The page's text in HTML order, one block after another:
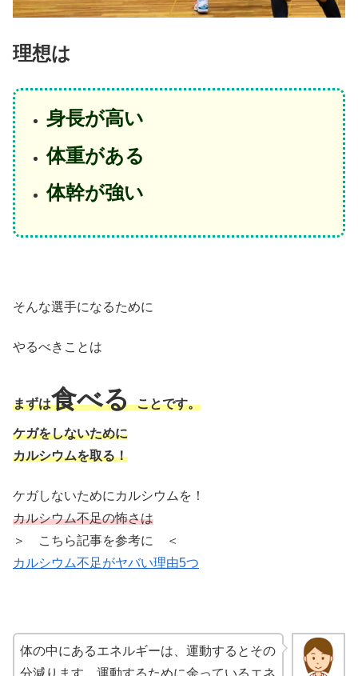
理想は
身長が高い
体重がある
体幹が強い
そんな選手になるために
やるべきことは
まずは食べることです。
ケガをしないために
カルシウムを取る！
ケガしないためにカルシウムを！
カルシウム不足の怖さは
＞ こちら記事を参考に ＜
カルシウム不足がヤバい理由5つ
体の中にあるエネルギーは、運動するとその
分減ります。運動するために余っているエネ